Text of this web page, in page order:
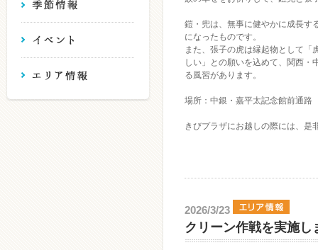
鎧・兜は、無事に健やかに成長す
になったものです。
また、張子の虎は縁起物として「
しい」との願いを込めて、関西・
る風習があります。
場所：中銀・嘉平太記念館前通路
きびプラザにお越しの際には、是
2026/3/23
クリーン作戦を実施し